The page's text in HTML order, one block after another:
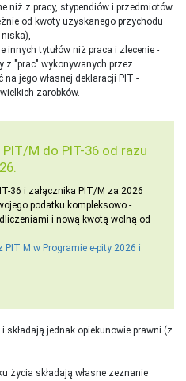
niż z pracy, stypendiów i przedmiotów
od kwoty uzyskanego przychodu
innych tytułów niż praca i zlecenie -
z "prac" wykonywanych przez
jego własnej deklaracji PIT -
zarobków.
M do PIT-36 od razu
36 i załącznika PIT/M za 2026
podatku kompleksowo -
i nową kwotą wolną od
M w Programie e-pity 2026 i
składają jednak opiekunowie prawni (z
życia składają własne zeznanie